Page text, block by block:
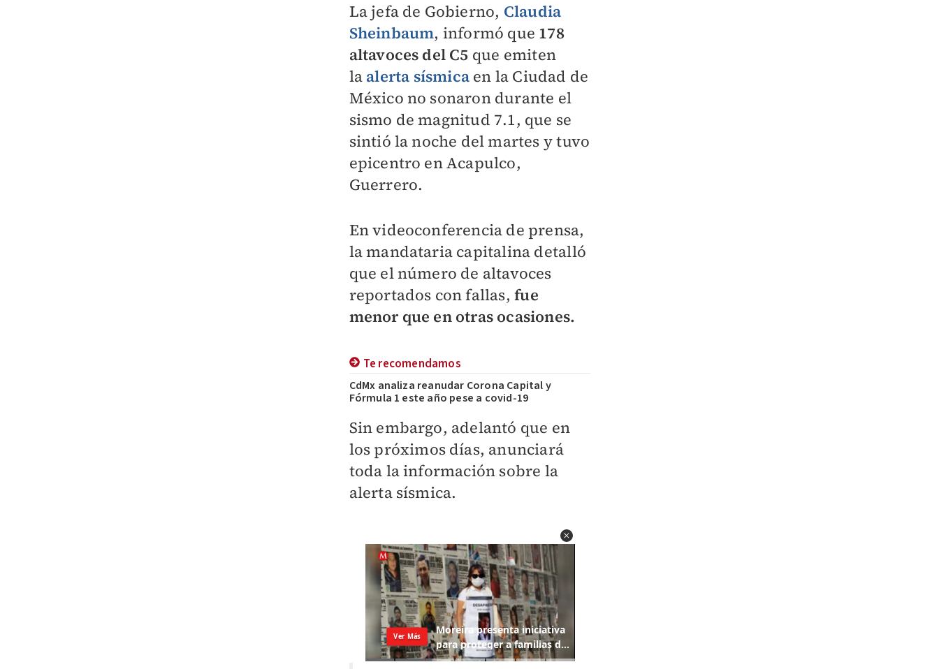
La jefa de Gobierno, Claudia
Sheinbaum, informó que 178
altavoces del C5 que emiten
la alerta sísmicaen la Ciudad de
México no sonaron durante el
sismo de magnitud 7.1, que se
sintió la noche del martes y tuvo
epicentro en Acapulco,
Guerrero.
En videoconferencia de prensa,
la mandataria capitalina detalló
que el número de altavoces
reportados con fallas,fue
menor que en otras ocasiones.
Te recomendamos
CdMx analiza reanudar Corona Capital y
Fórmula 1 este año pese a covid-19
Sin embargo, adelantó que en
los próximos días, anunciará
toda la información sobre la
alerta sísmica.